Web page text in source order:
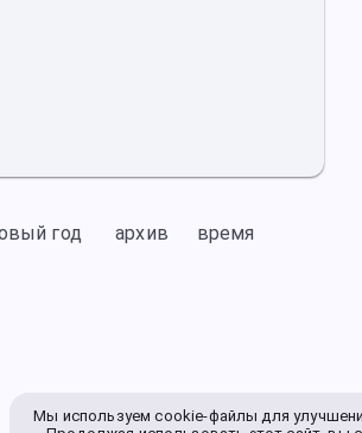
год архив время
Мы используем cookie-файлы для